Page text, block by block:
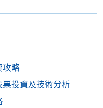
務，如學員就讀的課
知學員有關程序。
(不適用於手機)、
」(Online WeChat
或 「轉數快」(FPS)
攻略
票投資及技術分析